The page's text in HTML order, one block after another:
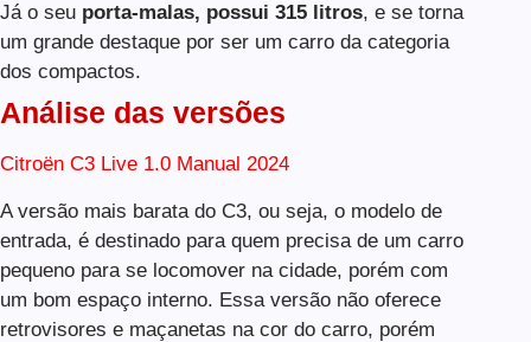
Já o seu porta-malas, possui 315 litros, e se torna
um grande destaque por ser um carro da categoria
dos compactos.
Análise das versões
Citroën C3 Live 1.0 Manual 2024
A versão mais barata do C3, ou seja, o modelo de
entrada, é destinado para quem precisa de um carro
pequeno para se locomover na cidade, porém com
um bom espaço interno. Essa versão não oferece
retrovisores e maçanetas na cor do carro, porém